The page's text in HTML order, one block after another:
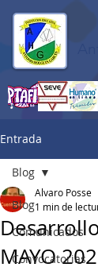
Entrada
Blog
Comunicados
Convocatorias
Blog
MAYO
Alvaro Posse
1 min de